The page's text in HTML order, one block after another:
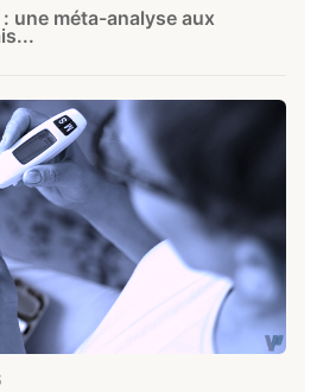
une méta-analyse aux